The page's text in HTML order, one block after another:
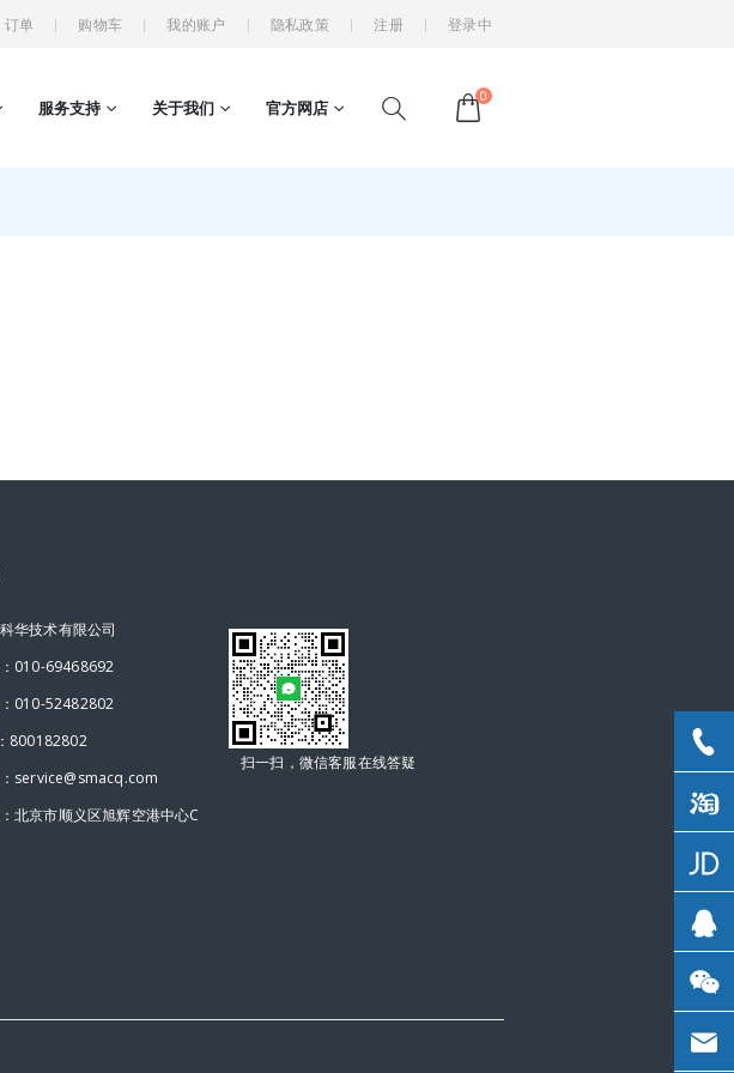
订单 购物车 我的账户 隐私政策 注册 登录中
服务支持 关于我们 官方网店
0
华技术有限公司
010-69468692
010-52482802
800182802
service@smacq.com
北京市顺义区旭辉空港中心C
扫一扫，微信客服在线答疑